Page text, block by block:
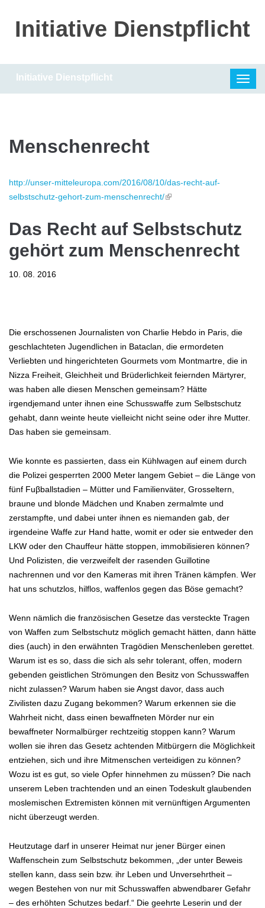
Initiative Dienstpflicht
Initiative Dienstpflicht
Menschenrecht
http://unser-mitteleuropa.com/2016/08/10/das-recht-auf-
selbstschutz-gehort-zum-menschenrecht/(Link ist extern)
Das Recht auf Selbstschutz
gehört zum Menschenrecht
10. 08. 2016
Die erschossenen Journalisten von Charlie Hebdo in Paris, die
geschlachteten Jugendlichen in Bataclan, die ermordeten
Verliebten und hingerichteten Gourmets vom Montmartre, die in
Nizza Freiheit, Gleichheit und Brüderlichkeit feiernden Märtyrer,
was haben alle diesen Menschen gemeinsam? Hätte
irgendjemand unter ihnen eine Schusswaffe zum Selbstschutz
gehabt, dann weinte heute vielleicht nicht seine oder ihre Mutter.
Das haben sie gemeinsam.
Wie konnte es passierten, dass ein Kühlwagen auf einem durch
die Polizei gesperrten 2000 Meter langem Gebiet – die Länge von
fünf Fuβballstadien – Mütter und Familienväter, Grosseltern,
braune und blonde Mädchen und Knaben zermalmte und
zerstampfte, und dabei unter ihnen es niemanden gab, der
irgendeine Waffe zur Hand hatte, womit er oder sie entweder den
LKW oder den Chauffeur hätte stoppen, immobilisieren können?
Und Polizisten, die verzweifelt der rasenden Guillotine
nachrennen und vor den Kameras mit ihren Tränen kämpfen. Wer
hat uns schutzlos, hilflos, waffenlos gegen das Böse gemacht?
Wenn nämlich die französischen Gesetze das versteckte Tragen
von Waffen zum Selbstschutz möglich gemacht hätten, dann hätte
dies (auch) in den erwähnten Tragödien Menschenleben gerettet.
Warum ist es so, dass die sich als sehr tolerant, offen, modern
gebenden geistlichen Strömungen den Besitz von Schusswaffen
nicht zulassen? Warum haben sie Angst davor, dass auch
Zivilisten dazu Zugang bekommen? Warum erkennen sie die
Wahrheit nicht, dass einen bewaffneten Mörder nur ein
bewaffneter Normalbürger rechtzeitig stoppen kann? Warum
wollen sie ihren das Gesetz achtenden Mitbürgern die Möglichkeit
entziehen, sich und ihre Mitmenschen verteidigen zu können?
Wozu ist es gut, so viele Opfer hinnehmen zu müssen? Die nach
unserem Leben trachtenden und an einen Todeskult glaubenden
moslemischen Extremisten können mit vernünftigen Argumenten
nicht überzeugt werden.
Heutzutage darf in unserer Heimat nur jener Bürger einen
Waffenschein zum Selbstschutz bekommen, „der unter Beweis
stellen kann, dass sein bzw. ihr Leben und Unversehrtheit –
wegen Bestehen von nur mit Schusswaffen abwendbarer Gefahr
– des erhöhten Schutzes bedarf.“ Die geehrte Leserin und der